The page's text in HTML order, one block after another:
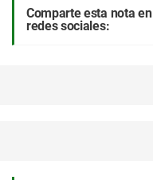
Comparte esta nota en
redes sociales: